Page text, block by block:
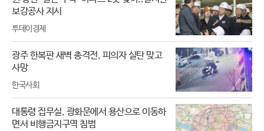
보강공사 지시
투데이경제
광주 한복판 새벽 총격전, 피의자 실탄 맞고
사망
한국사회
대통령 집무실, 광화문에서 용산으로 이동하
면서 비행금지구역 침범